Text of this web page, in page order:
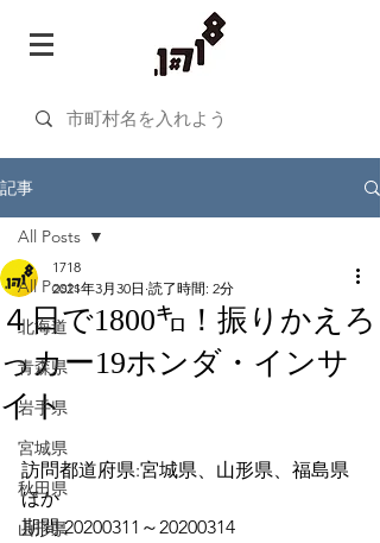
記事
All Posts
北海道
青森県
岩手県
宮城県
秋田県
山形県
All Posts
４日で1800㌔！振りかえろ
っカー19ホンダ・インサ
イト
1718
2021年3月30日 読了時間: 2分
訪問都道府県:宮城県、山形県、福島県
ほか
期間:20200311～20200314